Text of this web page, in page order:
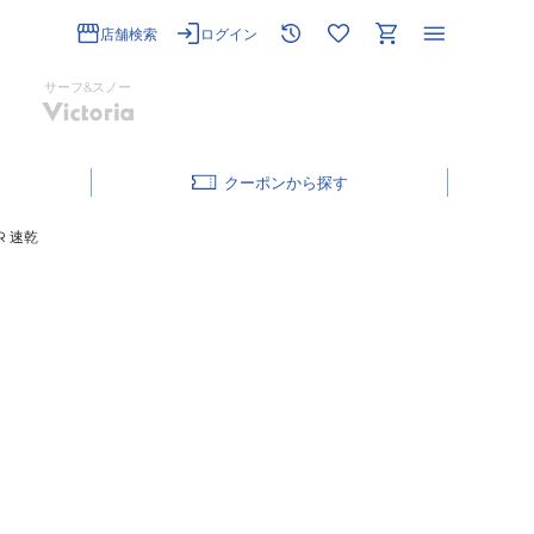
店舗検索 ログイン
サーフ&スノー
クーポン
速乾